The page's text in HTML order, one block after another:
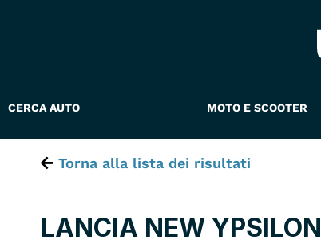
CERCA AUTO MOTO E SCOOTER
Torna alla lista dei risultati
LANCIA NEW YPSILON